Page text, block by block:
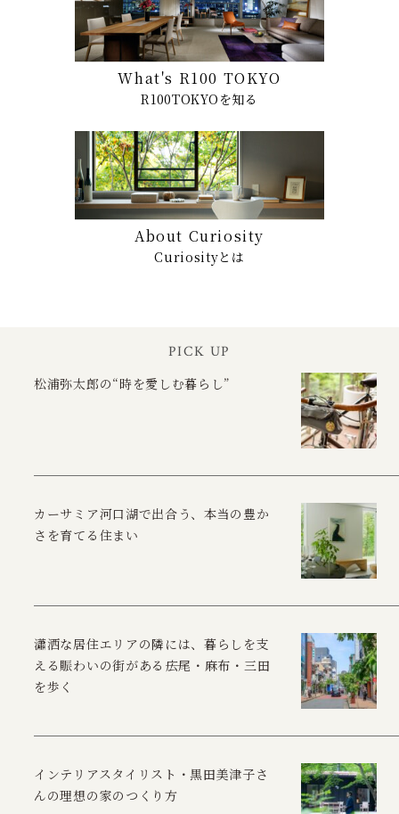
What's R100 TOKYO
R100TOKYOを知る
About Curiosity
Curiosityとは
PICK UP
松浦弥太郎の“時を愛しむ暮らし”
カーサミア河口湖で出合う、本当の豊か
さを育てる住まい
瀟洒な居住エリアの隣には、暮らしを支
える賑わいの街がある――広尾・麻布・三田
を歩く
インテリアスタイリスト・黒田美津子さ
んの理想の家のつくり方